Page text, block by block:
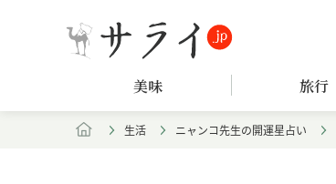
美味 旅行
生活 ニャンコ先生の開運星占い